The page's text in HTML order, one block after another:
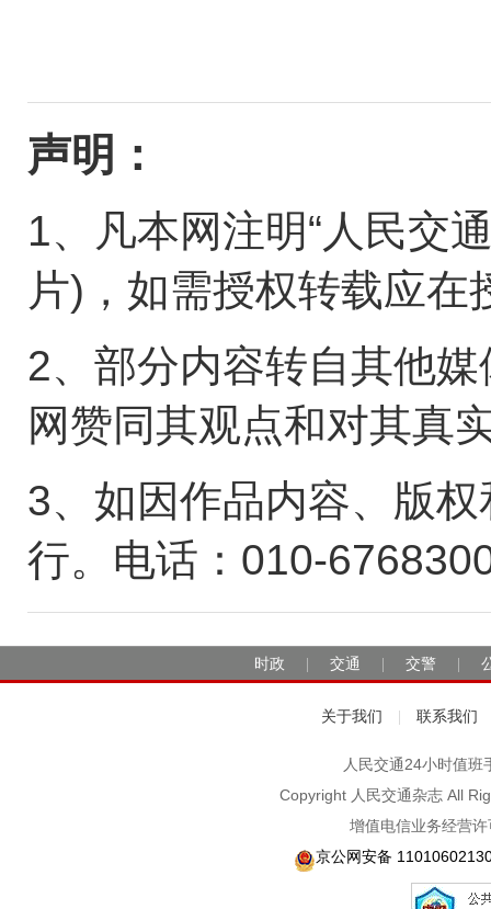
声明：
1、凡本网注明“人民交
片)，如需授权转载应
2、部分内容转自其他
网赞同其观点和对其真
3、如因作品内容、版
行。电话：010-
时政 交通 交警
关于我们 联系我们
人民交通24小时值
Copyright 人民交通杂志 All
增值电信业务经营
京公网安备